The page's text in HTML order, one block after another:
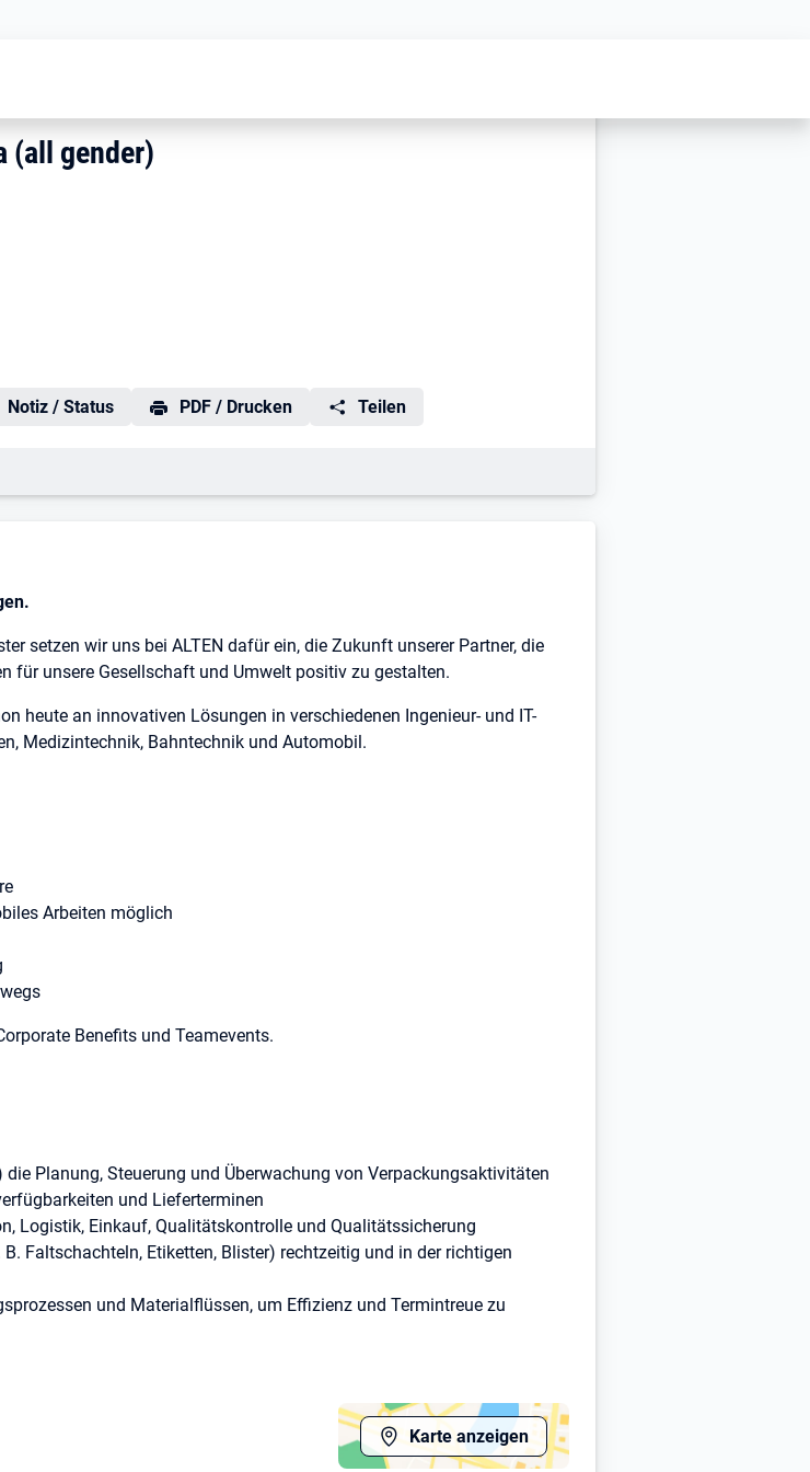
Engineer Pharma (all gender)
(all gender)
(all gender)
(all gender)
Notiz / Status PDF / Drucken Teilen
setzen wir uns bei ALTEN dafür ein, die Zukunft unserer Partner, die
für unsere Gesellschaft und Umwelt positiv zu gestalten.
heute an innovativen Lösungen in verschiedenen Ingenieur- und IT-
Medizintechnik, Bahntechnik und Automobil.
Arbeiten möglich
Benefits und Teamevents.
Planung, Steuerung und Überwachung von Verpackungsaktivitäten
und Lieferterminen
Logistik, Einkauf, Qualitätskontrolle und Qualitätssicherung
Faltschachteln, Etiketten, Blister) rechtzeitig und in der richtigen
und Materialflüssen, um Effizienz und Termintreue zu
und Supply Chain
Karte anzeigen